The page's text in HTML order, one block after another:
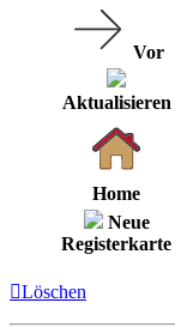
Vor
Aktualisieren
Home
Neue
Registerkarte
Löschen